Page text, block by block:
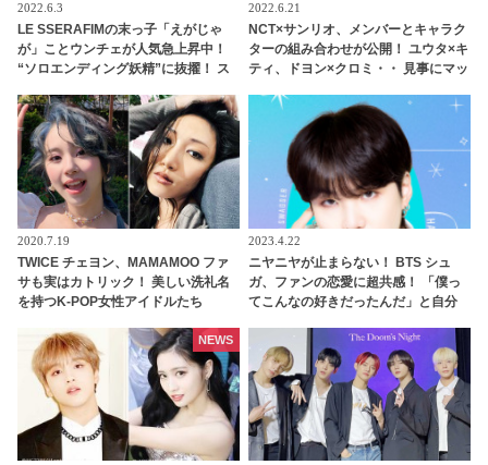
2022.6.3
LE SSERAFIMの末っ子「えがじゃ
が」ことウンチェが人気急上昇中！
“ソロエンディング妖精”に抜擢！ ス
粋な笑顔とかわいすぎる愛嬌にメン
バーも悶絶
2022.6.21
NCT×サンリオ、メンバーとキャラク
ターの組み合わせが公開！ ユウタ×キ
ティ、ドヨン×クロミ・・ 見事にマッ
2020.7.19
TWICE チェヨン、MAMAMOO ファ
サも実はカトリック！ 美しい洗礼名
を持つK-POP女性アイドルたち
2023.4.22
ニヤニヤが止まらない！ BTS シュ
ガ、ファンの恋愛に超共感！ 「僕っ
てこんなの好きだったんだ」と自分
ワクワクする様子がかわいすぎる
NEWS